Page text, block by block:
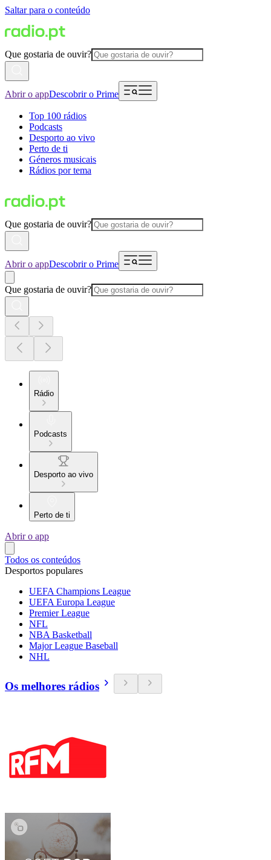
Saltar para o conteúdo
Que gostaria de ouvir?
Abrir o appDescobrir o Prime
Top 100 rádios
Podcasts
Desporto ao vivo
Perto de ti
Géneros musicais
Rádios por tema
Que gostaria de ouvir?
Abrir o appDescobrir o Prime
Que gostaria de ouvir?
Rádio
Podcasts
Desporto ao vivo
Perto de ti
Abrir o app
Todos os conteúdos
Desportos populares
UEFA Champions League
UEFA Europa League
Premier League
NFL
NBA Basketball
Major League Baseball
NHL
Os melhores rádios